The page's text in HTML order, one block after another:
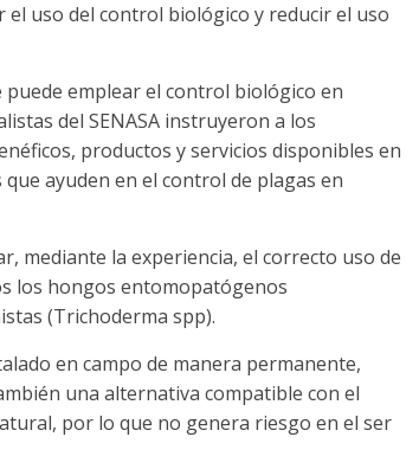
uso del control biológico y reducir el uso
puede emplear el control biológico en
del SENASA instruyeron a los
productos y servicios disponibles en
ayuden en el control de plagas en
mediante la experiencia, el correcto uso de
los hongos entomopatógenos
(Trichoderma spp).
en campo de manera permanente,
una alternativa compatible con el
por lo que no genera riesgo en el ser